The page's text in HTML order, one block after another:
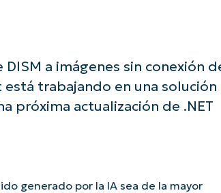
a imágenes sin conexión
está trabajando en una solución
próxima actualización de .NET
generado por la IA sea de la mayor